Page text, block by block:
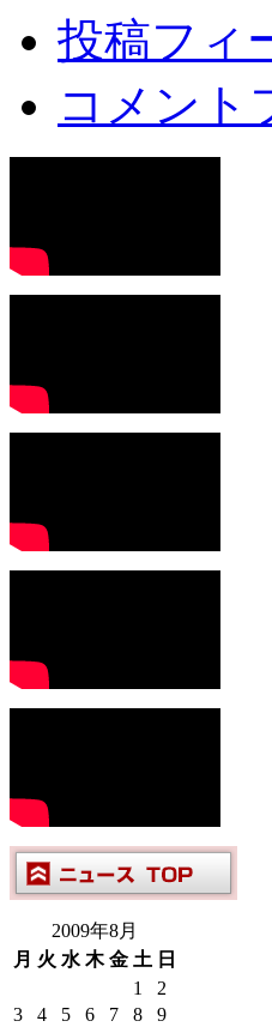
投稿フィ
コメント
2009年8月
月 火 水 木 金 土 日
1
2
3
4 5 6 7 8
9